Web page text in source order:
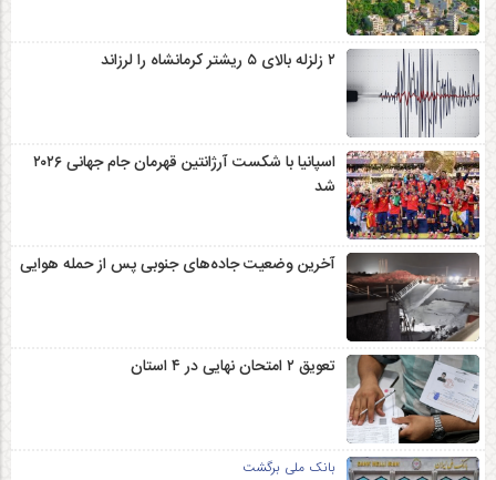
۲ زلزله‌ بالای ۵ ریشتر کرمانشاه را لرزاند
اسپانیا با شکست آرژانتین قهرمان جام جهانی ۲۰۲۶
شد
آخرین وضعیت جاده‌های جنوبی پس از حمله هوایی
تعویق ۲ امتحان نهایی در ۴ استان
بانک ملی برگشت